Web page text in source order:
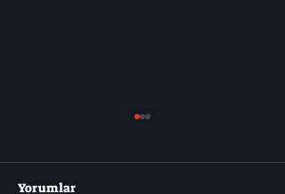
Yorumlar